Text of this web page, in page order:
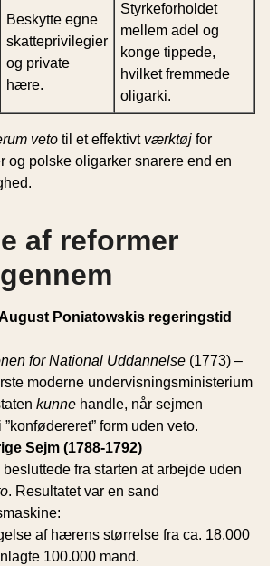
Beskytte egne
skatteprivilegier
og private
hære.
Styrkeforholdet
mellem adel og
konge tippede,
hvilket fremmede
oligarki.
veto til et effektivt værktøj for
og polske oligarker snarere end en
af reformer
August Poniatowskis regeringstid
for National Uddannelse (1773) –
moderne undervisningsministerium
kunne handle, når sejmen
form uden veto.
Sejm (1788-1792)
fra starten at arbejde uden
. Resultatet var en sand
af hærens størrelse fra ca. 18.000
100.000 mand.